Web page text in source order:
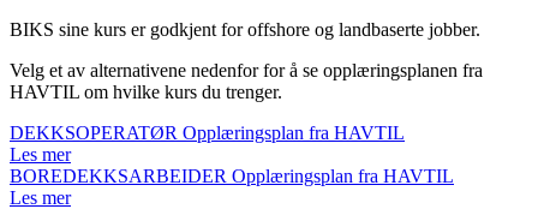
BIKS sine kurs er godkjent for offshore og landbaserte jobber.
Velg et av alternativene nedenfor for å se opplæringsplanen fra
HAVTIL om hvilke kurs du trenger.
DEKKSOPERATØR Opplæringsplan fra HAVTIL
Les mer
BOREDEKKSARBEIDER Opplæringsplan fra HAVTIL
Les mer